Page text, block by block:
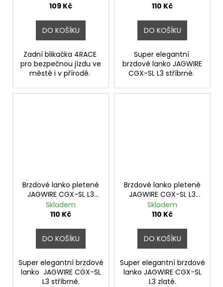
109 Kč
DO KOŠÍKU
Zadní blikačka 4RACE
pro bezpečnou jízdu ve
městě i v přírodě.
110 Kč
DO KOŠÍKU
Super elegantní
brzdové lanko JAGWIRE
CGX-SL L3 stříbrné.
Brzdové lanko pletené
JAGWIRE CGX-SL L3
stříbrné N1
Skladem
110 Kč
DO KOŠÍKU
Super elegantní brzdové
lanko JAGWIRE CGX-SL
L3 stříbrné.
Brzdové lanko pletené
JAGWIRE CGX-SL L3
zlaté N2
Skladem
110 Kč
DO KOŠÍKU
Super elegantní brzdové
lanko JAGWIRE CGX-SL
L3 zlaté.